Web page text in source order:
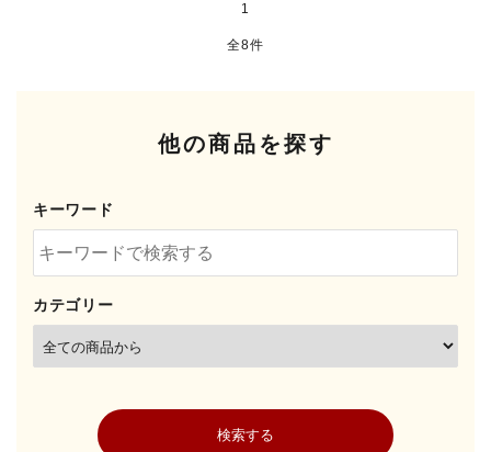
プライバシーポリシー
お問い合わせ
meeting_room person
1
全8件
他の商品を探す
キーワード
カテゴリー
検索する